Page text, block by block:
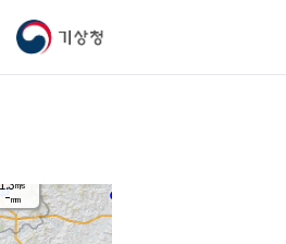
기상청
1.3m/s
-mm